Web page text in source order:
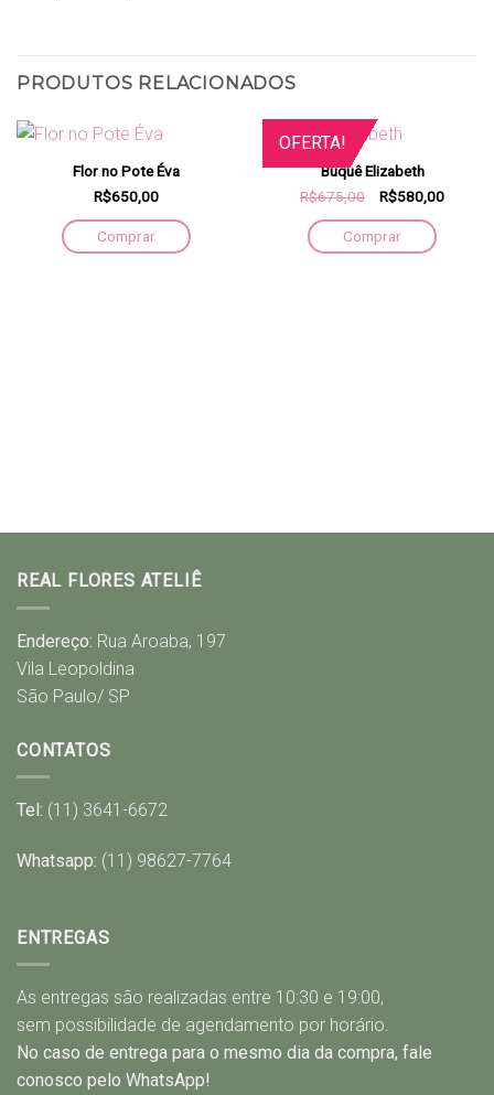
PRODUTOS RELACIONADOS
Flor no Pote Éva
R$650,00
Comprar
OFERTA!
Buquê Elizabeth
R$675,00
R$580,00
Comprar
REAL FLORES ATELIÊ
Endereço: Rua Aroaba, 197
Vila Leopoldina
São Paulo/ SP
CONTATOS
Tel: (11) 3641-6672
Whatsapp: (11) 98627-7764
ENTREGAS
As entregas são realizadas entre 10:30 e 19:00,
sem possibilidade de agendamento por horário.
No caso de entrega para o mesmo dia da compra, fale
conosco pelo WhatsApp!